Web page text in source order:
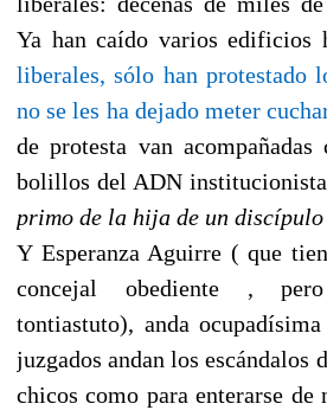
Ya han caído varios edificios
liberales, sólo han protestado
no se les ha dejado meter
de protesta van
bolillos del ADN
primo de la hija de un discípulo
Y Esperanza Aguirre ( que
concejal obediente ,
tontiastuto), anda
juzgados andan los escándalos
chicos como para enterarse de